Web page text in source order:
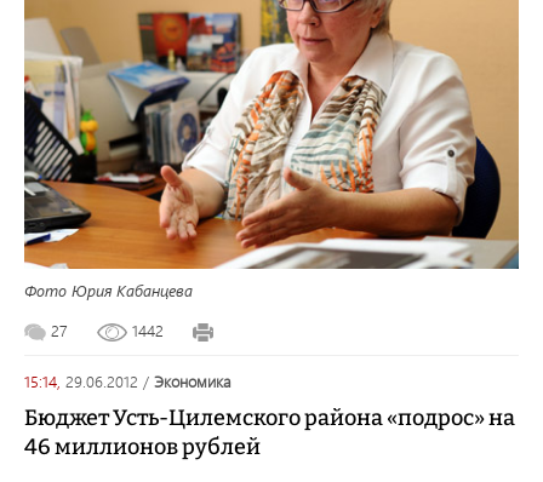
Фото Юрия Кабанцева
27
1442
15:14, 29.06.2012 / экономика
Бюджет Усть-Цилемского района «подрос» на
46 миллионов рублей